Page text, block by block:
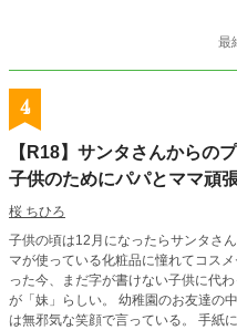
最
4
【R18】サンタさんからの
子供のためにパパとママ頑
桜 ちひろ
子供の頃は12月になったらサンタさ
マが使っている化粧品に憧れてコスメセッ
った今、まだ字が書けない子供に代
が「妹」らしい。 幼稚園のお友達の中には弟や妹がいる！僕も欲しい！と息子
は無邪気な笑顔で言っている。 手紙